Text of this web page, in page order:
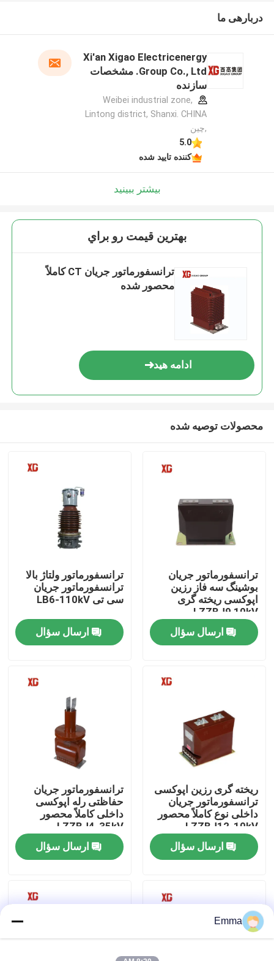
خانه
محصولات
تور کارخانه
کنترل کیفیت
با ما تماس بگیرید
درخواست نقل قول
سوئیچ شکست بار SF6
دربارهی ما
Xi'an Xigao Electricenergy
Group Co., Ltd. مشخصات
سازنده
Weibei industrial zone,
Lintong district, Shanxi. CHINA
,چین
5.0
کننده تایید شده
بیشتر ببینید
بهترين قيمت رو براي
ترانسفورماتور جریان CT کاملاً
محصور شده
ادامه هید
محصولات توصیه شده
ترانسفورماتور جریان
بوشینگ سه فاز رزین
اپوکسی ریخته گری
LZZBJ9 10kV
ارسال سؤال
ترانسفورماتور ولتاژ بالا
ترانسفورماتور جریان
سی تی LB6-110kV
ارسال سؤال
ریخته گری رزین اپوکسی
ترانسفورماتور جریان
داخلی نوع کاملاً محصور
LZZBJ12-10kV
ارسال سؤال
ترانسفورماتور جریان
حفاظتی رله اپوکسی
داخلی کاملاً محصور
LZZBJ4-35kV
ارسال سؤال
Emma